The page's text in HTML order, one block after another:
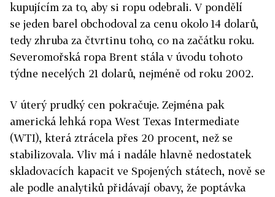
kupujícím za to, aby si ropu odebrali. V pondělí
se jeden barel obchodoval za cenu okolo 14 dolarů,
tedy zhruba za čtvrtinu toho, co na začátku roku.
Severomořská ropa Brent stála v úvodu tohoto
týdne necelých 21 dolarů, nejméně od roku 2002.
V úterý prudký cen pokračuje. Zejména pak
americká lehká ropa West Texas Intermediate
(WTI), která ztrácela přes 20 procent, než se
stabilizovala. Vliv má i nadále hlavně nedostatek
skladovacích kapacit ve Spojených státech, nově se
ale podle analytiků přidávají obavy, že poptávka